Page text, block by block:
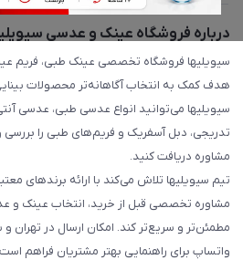
درباره فروشگاه عینک و عدسی
سیویلیها فروشگاه تخصصی عینک طبی، فریم
هدف کمک به انتخاب آگاهانه‌تر محصولات
سیویلیها می‌توانید انواع عدسی طبی، عدسی
تدریجی، دبل آسفریک و فریم‌های طبی را بررسی
مشاوره دریافت کنید.
تیم سیویلیها تلاش می‌کند با ارائه برندهای
مشاوره تخصصی قبل از خرید، انتخاب عینک و
مطمئن‌تر و سریع‌تر کند. امکان ارسال در تهران
واتساپ برای راهنمایی بهتر مشتریان فراهم